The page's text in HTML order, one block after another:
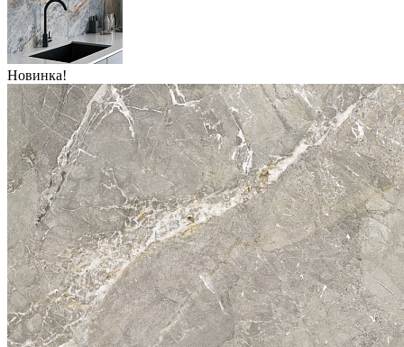
Новинка!